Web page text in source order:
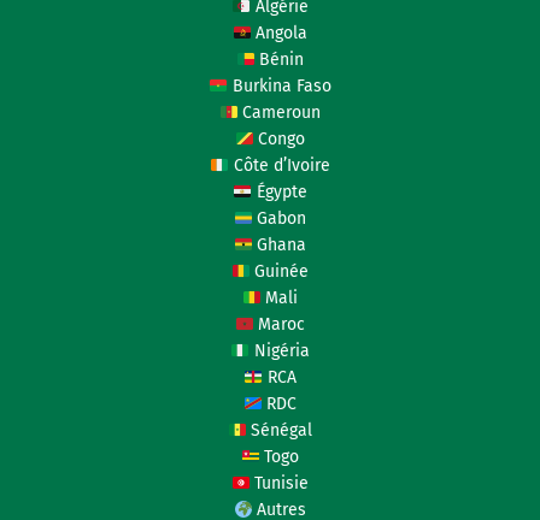
Algérie
Angola
Bénin
Burkina Faso
Cameroun
Congo
Côte d’Ivoire
Égypte
Gabon
Ghana
Guinée
Mali
Maroc
Nigéria
RCA
RDC
Sénégal
Togo
Tunisie
Autres